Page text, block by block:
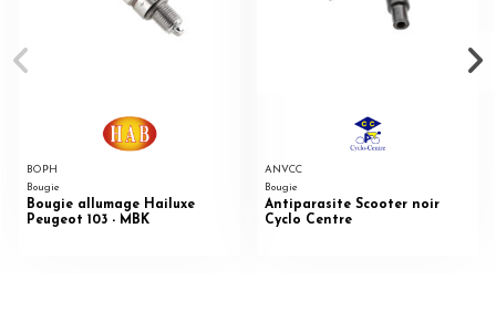
BOPH
Bougie
Bougie allumage Hailuxe
Peugeot 103 - MBK
ANVCC
Bougie
Antiparasite Scooter noir
Cyclo Centre